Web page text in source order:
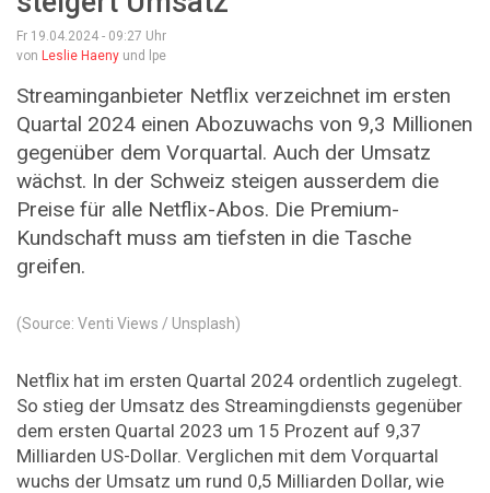
Fr 19.04.2024 - 09:27 Uhr
von Leslie Haeny und lpe
Streaminganbieter Netflix verzeichnet im ersten
Quartal 2024 einen Abozuwachs von 9,3 Millionen
gegenüber dem Vorquartal. Auch der Umsatz
wächst. In der Schweiz steigen ausserdem die
Preise für alle Netflix-Abos. Die Premium-
Kundschaft muss am tiefsten in die Tasche
greifen.
(Source: Venti Views / Unsplash)
Netflix hat im ersten Quartal 2024 ordentlich zugelegt.
So stieg der Umsatz des Streamingdiensts gegenüber
dem ersten Quartal 2023 um 15 Prozent auf 9,37
Milliarden US-Dollar. Verglichen mit dem Vorquartal
wuchs der Umsatz um rund 0,5 Milliarden Dollar, wie